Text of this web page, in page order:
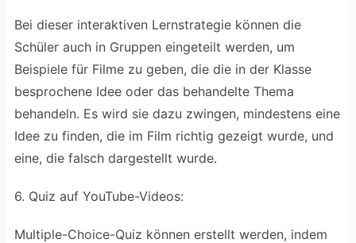
Bei dieser interaktiven Lernstrategie können die
Schüler auch in Gruppen eingeteilt werden, um
Beispiele für Filme zu geben, die die in der Klasse
besprochene Idee oder das behandelte Thema
behandeln. Es wird sie dazu zwingen, mindestens eine
Idee zu finden, die im Film richtig gezeigt wurde, und
eine, die falsch dargestellt wurde.
6. Quiz auf YouTube-Videos:
Multiple-Choice-Quiz können erstellt werden, indem